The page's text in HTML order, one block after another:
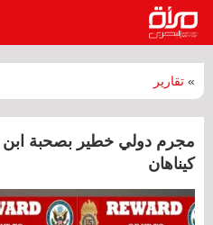
» تقارير
مجرم دولي خطير بصحبة ابن
كيناهان